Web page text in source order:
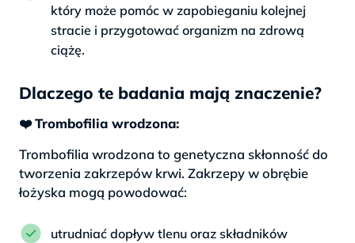
który może pomóc w zapobieganiu kolejnej
stracie i przygotować organizm na zdrową
ciążę.
Dlaczego te badania mają znaczenie?
❤️Trombofilia wrodzona:
Trombofilia wrodzona to genetyczna skłonność do
tworzenia zakrzepów krwi. Zakrzepy w obrębie
łożyska mogą powodować:
utrudniać dopływ tlenu oraz składników